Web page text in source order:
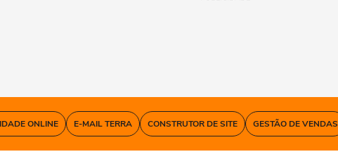
ONLINE E-MAIL TERRA CONSTRUTOR DE SITE GESTÃO DE VENDAS